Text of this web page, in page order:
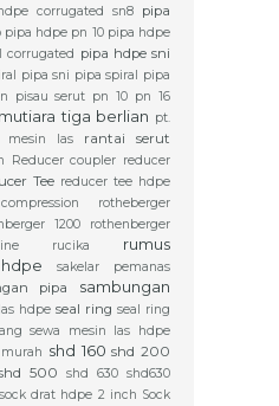
corrugated sn8
pipa
pipa hdpe pn 10 pipa hdpe
corrugated pipa hdpe sni
pipa sni pipa spiral pipa
pisau serut pn 10 pn 16
tiga berlian pt.
mesin las
rantai serut
Reducer coupler reducer
Tee reducer tee hdpe
rotheberger
1200
rothenberger
rucika
rumus
sakelar pemanas
pipa
sambungan
hdpe seal ring seal ring
sewa mesin las hdpe
shd 160 shd 200
500 shd 630 shd630
sock drat hdpe 2 inch Sock